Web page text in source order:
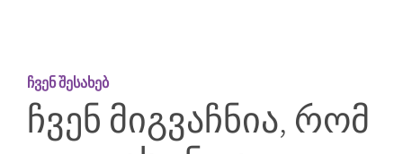
ჩვენ შესახებ
ჩვენ მიგვაჩნია, რომ